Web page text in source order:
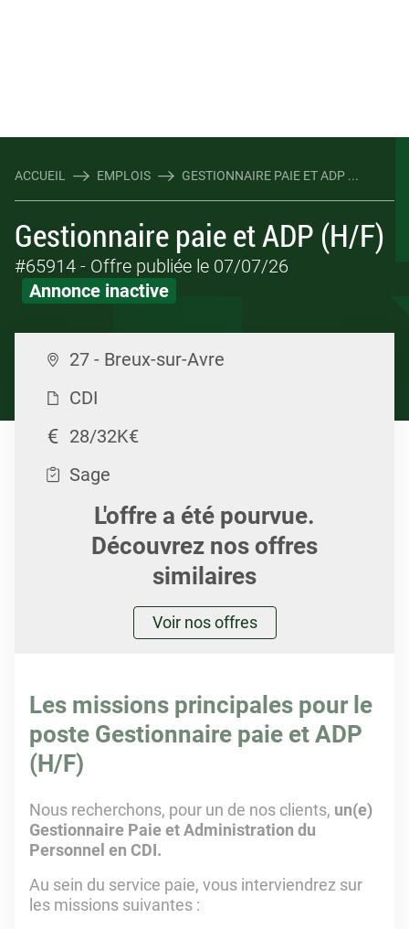
ACCUEIL EMPLOIS GESTIONNAIRE PAIE ET ADP ...
Gestionnaire paie et ADP (H/F)
#65914 - Offre publiée le 07/07/26
Annonce inactive
27 - Breux-sur-Avre
CDI
28/32K€
Sage
L'offre a été pourvue.
Découvrez nos offres
similaires
Voir nos offres
Les missions principales pour le
poste Gestionnaire paie et ADP
(H/F)
Nous recherchons, pour un de nos clients, un(e)
Gestionnaire Paie et Administration du
Personnel en CDI.
Au sein du service paie, vous interviendrez sur
les missions suivantes :